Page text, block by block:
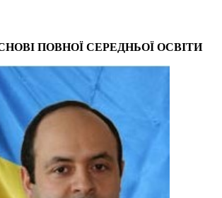
ПОВНОЇ СЕРЕДНЬОЇ ОСВІТИ